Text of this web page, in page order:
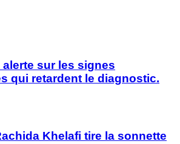
alerte sur les signes
qui retardent le diagnostic.
Khelafi tire la sonnette